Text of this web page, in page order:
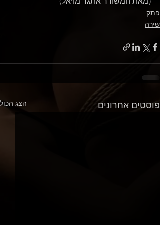
פתק
שירה
פוסטים אחרונים הצג הכול